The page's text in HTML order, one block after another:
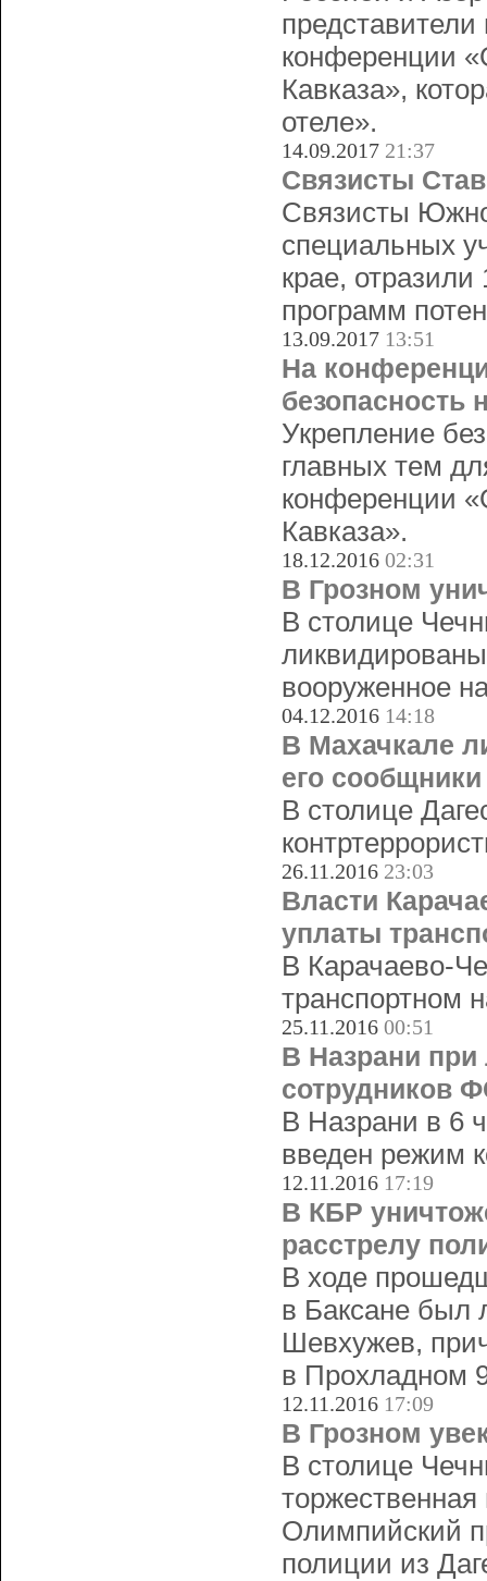
представители
конференции
Кавказа»,
отеле».
14.09.2017 21:37
Связисты
Связисты
специальных
крае, отразили
программ
13.09.2017 13:51
На
безопасность
Укрепление
главных тем
конференции
Кавказа».
18.12.2016 02:31
В Грозном
В столице
вооруженное
04.12.2016 14:18
В Махачкале
его сообщники
В столице
26.11.2016 23:03
Власти
уплаты
В Карачаево-
транспортном
25.11.2016 00:51
В Назрани при
сотрудников
В Назрани в 6
введен режим
12.11.2016 17:19
В КБР
расстрелу
В ходе
в Баксане был
Шевхужев,
в Прохладном
12.11.2016 17:09
В Грозном
В столице
Олимпийский
полиции из